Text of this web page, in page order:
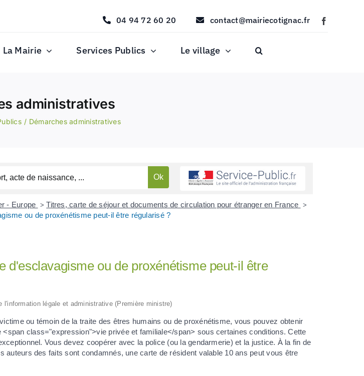
04 94 72 60 20 contact@mairiecotignac.fr
La Mairie Services Publics Le village
administratives
Démarches administratives
- Europe > Titres, carte de séjour et documents de circulation pour étranger en France >
ou de proxénétisme peut-il être régularisé ?
d'esclavagisme ou de proxénétisme peut-il être
l'information légale et administrative (Première ministre)
ou témoin de la traite des êtres humains ou de proxénétisme, vous pouvez obtenir
<span class="expression">vie privée et familiale</span> sous certaines conditions. Cette
Vous devez coopérer avec la police (ou la gendarmerie) et la justice. À la fin de
auteurs des faits sont condamnés, une carte de résident valable 10 ans peut vous être